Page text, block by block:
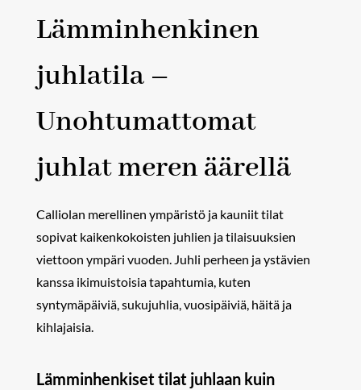
Lämminhenkinen
juhlatila –
Unohtumattomat
juhlat meren äärellä
Calliolan merellinen ympäristö ja kauniit tilat
sopivat kaikenkokoisten juhlien ja tilaisuuksien
viettoon ympäri vuoden. Juhli perheen ja ystävien
kanssa ikimuistoisia tapahtumia, kuten
syntymäpäiviä, sukujuhlia, vuosipäiviä, häitä ja
kihlajaisia.
Lämminhenkiset tilat juhlaan kuin